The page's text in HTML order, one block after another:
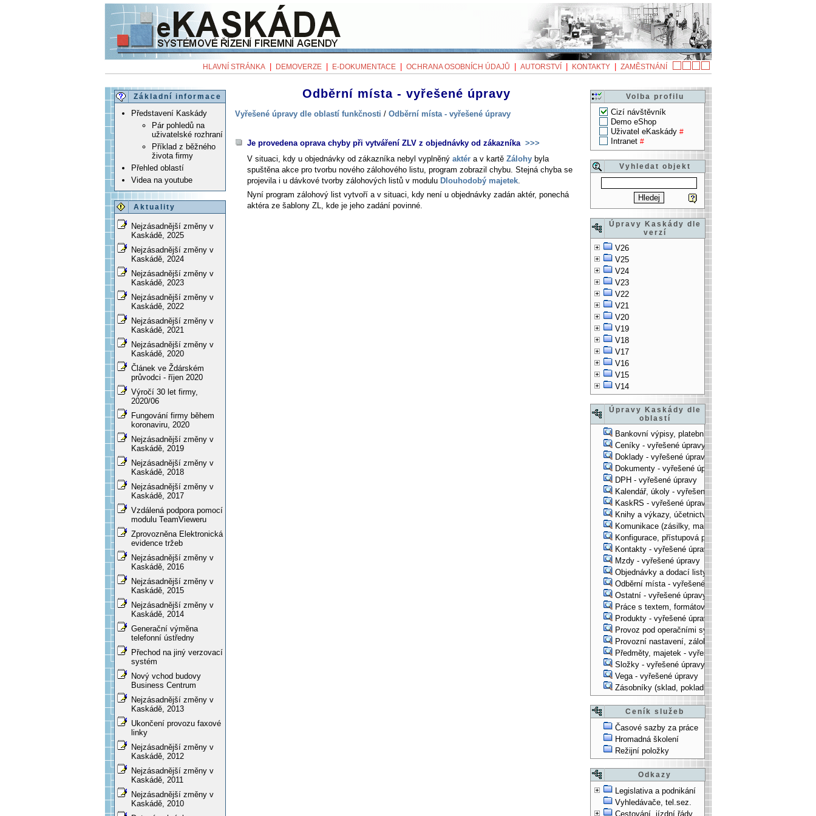
HLAVNÍ STRÁNKA DEMOVERZE E-DOKUMENTACE OCHRANA OSOBNÍCH ÚDAJŮ AUTORSTVÍ KONTAKTY ZAMĚSTNÁNÍ
Základní informace
Představení Kaskády
Pár pohledů na
uživatelské rozhraní
Příklad z běžného
života firmy
Přehled oblastí
Videa na youtube
Aktuality
Nejzásadnější změny v
Kaskádě, 2025
Nejzásadnější změny v
Kaskádě, 2024
Nejzásadnější změny v
Kaskádě, 2023
Nejzásadnější změny v
Kaskádě, 2022
Nejzásadnější změny v
Kaskádě, 2021
Nejzásadnější změny v
Kaskádě, 2020
Článek ve Ždárském
průvodci - říjen 2020
Výročí 30 let firmy,
2020/06
Fungování firmy během
koronaviru, 2020
Nejzásadnější změny v
Kaskádě, 2019
Nejzásadnější změny v
Kaskádě, 2018
Nejzásadnější změny v
Kaskádě, 2017
Vzdálená podpora pomocí
modulu TeamVieweru
Zprovozněna Elektronická
evidence tržeb
Nejzásadnější změny v
Kaskádě, 2016
Nejzásadnější změny v
Kaskádě, 2015
Nejzásadnější změny v
Kaskádě, 2014
Generační výměna
telefonní ústředny
Přechod na jiný verzovací
systém
Nový vchod budovy
Business Centrum
Nejzásadnější změny v
Kaskádě, 2013
Ukončení provozu faxové
linky
Nejzásadnější změny v
Kaskádě, 2012
Nejzásadnější změny v
Kaskádě, 2011
Nejzásadnější změny v
Kaskádě, 2010
Volba profilu
Cizí návštěvník
Demo eShop
Uživatel eKaskády #
Intranet #
Vyhledat objekt
Úpravy Kaskády dle
verzí
V26
V25
V24
V23
V22
V21
V20
V19
V18
V17
V16
V15
V14
Úpravy Kaskády dle
oblastí
Bankovní výpisy, platební příkazy - vyřešené úpravy
Ceníky - vyřešené úpravy
Doklady - vyřešené úpravy
Dokumenty - vyřešené úpravy
DPH - vyřešené úpravy
Kalendář, úkoly - vyřešené úpravy
KaskRS - vyřešené úpravy
Knihy a výkazy, účetnictví - vyřešené úpravy
Komunikace (zásilky, mail-systém, ...) - vyřešené úpravy
Konfigurace, přístupová práva, ... - vyřešené úpravy
Kontakty - vyřešené úpravy
Mzdy - vyřešené úpravy
Objednávky a dodací listy - vyřešené úpravy
Odběrní místa - vyřešené úpravy
Ostatní - vyřešené úpravy
Práce s textem, formátování, ... - vyřešené úpravy
Produkty - vyřešené úpravy
Provoz pod operačními systémy, technologické věci -
Provozní nastavení, zálohování, instalace, ... -
Předměty, majetek - vyřešené úpravy
Složky - vyřešené úpravy
Vega - vyřešené úpravy
Zásobníky (sklad, pokladna, bank. účet) - vyřešené
Ceník služeb
Časové sazby za práce
Hromadná školení
Režijní položky
Odkazy
Legislativa a podnikání
Vyhledávače, tel.sez.
Cestování, jízdní řády
Odběrní místa - vyřešené úpravy
Vyřešené úpravy dle oblastí funkčnosti / Odběrní místa - vyřešené úpravy
Je provedena oprava chyby při vytváření ZLV z objednávky od zákazníka >>>
V situaci, kdy u objednávky od zákazníka nebyl vyplněný aktér a v kartě Zálohy byla
spuštěna akce pro tvorbu nového zálohového listu, program zobrazil chybu. Stejná chyba se
projevila i u dávkové tvorby zálohových listů v modulu Dlouhodobý majetek.
Nyní program zálohový list vytvoří a v situaci, kdy není u objednávky zadán aktér, ponechá
aktéra ze šablony ZL, kde je jeho zadání povinné.